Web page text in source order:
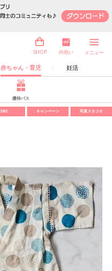
赤ちゃん・育児 妊活
SHOP 内祝い メニュー
優待パス
SNS キャンペーン 写真スタジオ